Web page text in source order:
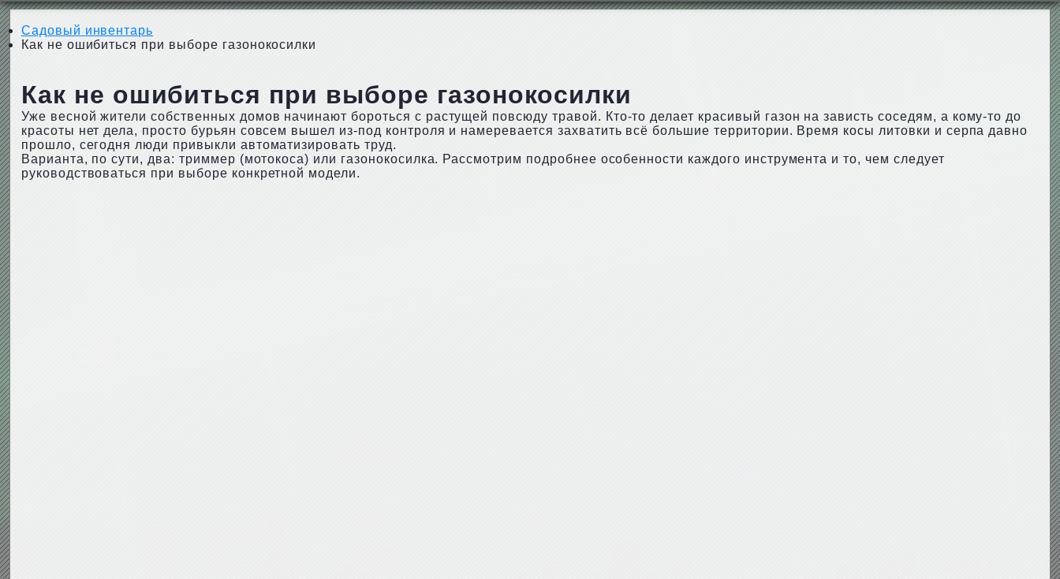
Садовый инвентарь
Как не ошибиться при выборе газонокосилки
Как не ошибиться при выборе газонокосилки
Уже весной жители собственных домов начинают бороться с растущей повсюду травой. Кто-то делает красивый газон на зависть соседям, а кому-то до
красоты нет дела, просто бурьян совсем вышел из-под контроля и намеревается захватить всё большие территории. Время косы литовки и серпа давно
прошло, сегодня люди привыкли автоматизировать труд.
Варианта, по сути, два: триммер (мотокоса) или газонокосилка. Рассмотрим подробнее особенности каждого инструмента и то, чем следует
руководствоваться при выборе конкретной модели.